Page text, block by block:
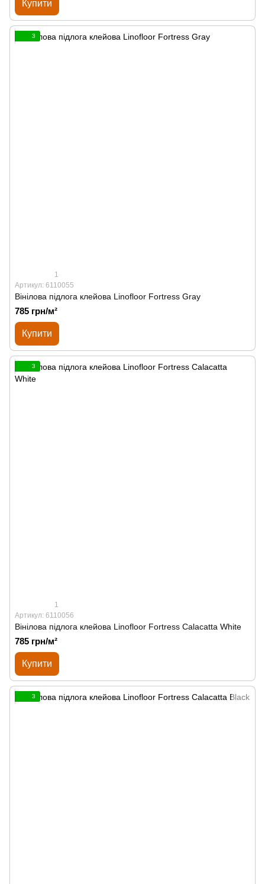
Купити
3
1
Артикул: 6110055
Вінілова підлога клейова Linofloor Fortress Gray
785 грн/м²
Купити
3
1
Артикул: 6110056
Вінілова підлога клейова Linofloor Fortress Calacatta White
785 грн/м²
Купити
3